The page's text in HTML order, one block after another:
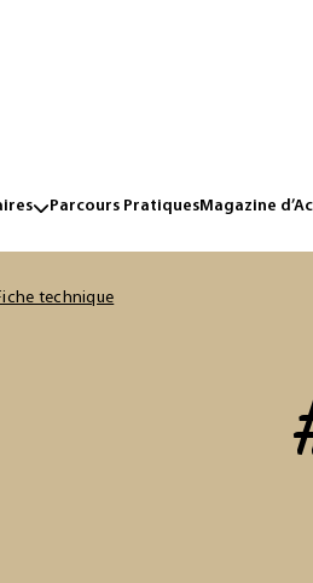
Parcours PratiquesMagazine
technique